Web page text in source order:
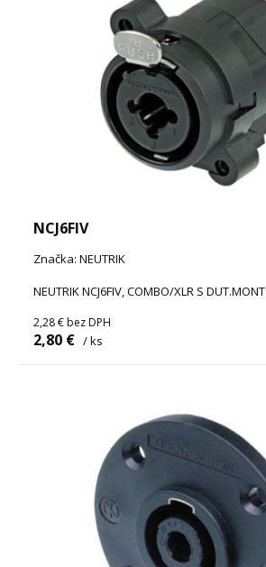
NCJ6FIV
Značka: NEUTRIK
NEUTRIK NCJ6FIV, COMBO/XLR S DUT.MONT
2,28 € bez DPH
2,80 € / ks